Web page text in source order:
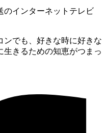
のインターネットテレビ
ンでも、好きな時に好きな
生きるための知恵がつまっ